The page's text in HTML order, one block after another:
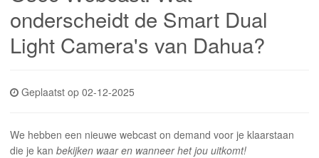
onderscheidt de Smart Dual
Light Camera's van Dahua?
Geplaatst op 02-12-2025
We hebben een nieuwe webcast on demand voor je klaarstaan
die je kan bekijken waar en wanneer het jou uitkomt!